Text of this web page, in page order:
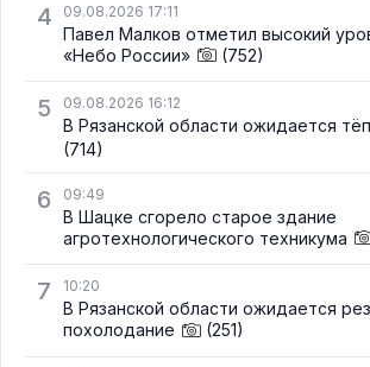
4 09.08.2026 17:11
Павел Малков отметил высокий
«Небо России»
(752)
5 09.08.2026 16:12
В Рязанской области ожидается
(714)
6 09:49
В Шацке сгорело старое здание
агротехнологического техникума
7 10:20
В Рязанской области ожидается
похолодание
(251)